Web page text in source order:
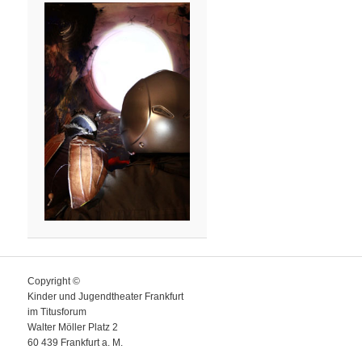
Copyright ©
Kinder und Jugendtheater Frankfurt
im Titusforum
Walter Möller Platz 2
60 439 Frankfurt a. M.